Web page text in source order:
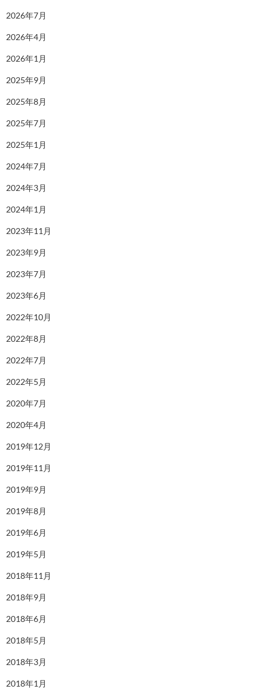
2026年7月
2026年4月
2026年1月
2025年9月
2025年8月
2025年7月
2025年1月
2024年7月
2024年3月
2024年1月
2023年11月
2023年9月
2023年7月
2023年6月
2022年10月
2022年8月
2022年7月
2022年5月
2020年7月
2020年4月
2019年12月
2019年11月
2019年9月
2019年8月
2019年6月
2019年5月
2018年11月
2018年9月
2018年6月
2018年5月
2018年3月
2018年1月